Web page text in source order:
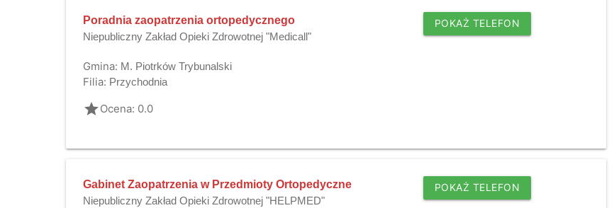
Poradnia zaopatrzenia ortopedycznego
Niepubliczny Zakład Opieki Zdrowotnej "Medicall"
POKAŻ TELEFON
Gmina: M. Piotrków Trybunalski
Filia: Przychodnia
gradeOcena: 0.0
Gabinet Zaopatrzenia w Przedmioty Ortopedyczne
Niepubliczny Zakład Opieki Zdrowotnej "HELPMED"
POKAŻ TELEFON